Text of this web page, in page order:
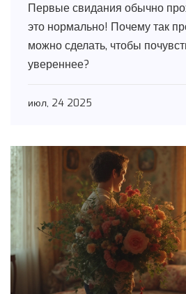
Первые свидания обычно
это нормально! Почему так
можно сделать, чтобы
увереннее?
июл, 24 2025